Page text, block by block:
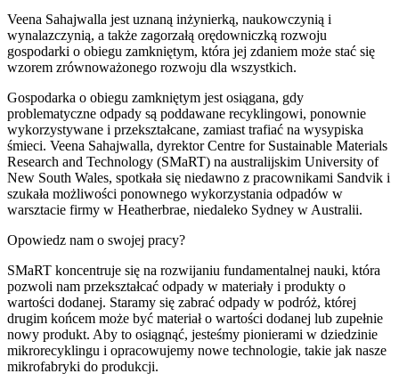
Veena Sahajwalla jest uznaną inżynierką, naukowczynią i
wynalazczynią, a także zagorzałą orędowniczką rozwoju
gospodarki o obiegu zamkniętym, która jej zdaniem może stać się
wzorem zrównoważonego rozwoju dla wszystkich.
Gospodarka o obiegu zamkniętym jest osiągana, gdy
problematyczne odpady są poddawane recyklingowi, ponownie
wykorzystywane i przekształcane, zamiast trafiać na wysypiska
śmieci. Veena Sahajwalla, dyrektor Centre for Sustainable Materials
Research and Technology (SMaRT) na australijskim University of
New South Wales, spotkała się niedawno z pracownikami Sandvik i
szukała możliwości ponownego wykorzystania odpadów w
warsztacie firmy w Heatherbrae, niedaleko Sydney w Australii.
Opowiedz nam o swojej pracy?
SMaRT koncentruje się na rozwijaniu fundamentalnej nauki, która
pozwoli nam przekształcać odpady w materiały i produkty o
wartości dodanej. Staramy się zabrać odpady w podróż, której
drugim końcem może być materiał o wartości dodanej lub zupełnie
nowy produkt. Aby to osiągnąć, jesteśmy pionierami w dziedzinie
mikrorecyklingu i opracowujemy nowe technologie, takie jak nasze
mikrofabryki do produkcji.